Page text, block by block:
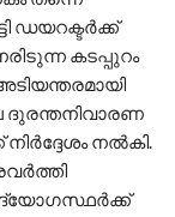
ഡയറക്ടർക്ക്
കടപ്പുറം
ദുരന്തനിവാരണ
നൽകി.